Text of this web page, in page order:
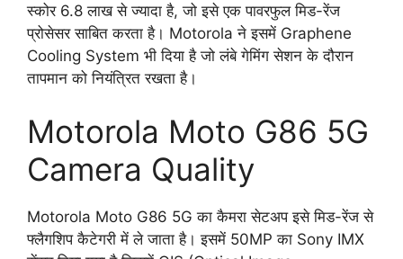
स्कोर 6.8 लाख से ज्यादा है, जो इसे एक पावरफुल मिड-रेंज
प्रोसेसर साबित करता है। Motorola ने इसमें Graphene
Cooling System भी दिया है जो लंबे गेमिंग सेशन के दौरान
तापमान को नियंत्रित रखता है।
Motorola Moto G86 5G
Camera Quality
Motorola Moto G86 5G का कैमरा सेटअप इसे मिड-रेंज से
फ्लैगशिप कैटेगरी में ले जाता है। इसमें 50MP का Sony IMX